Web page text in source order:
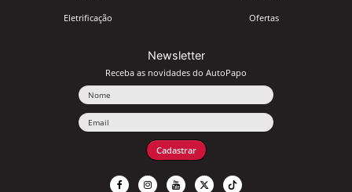
Eletrificação Ofertas
Newsletter
Receba as novidades do AutoPapo
Cadastrar